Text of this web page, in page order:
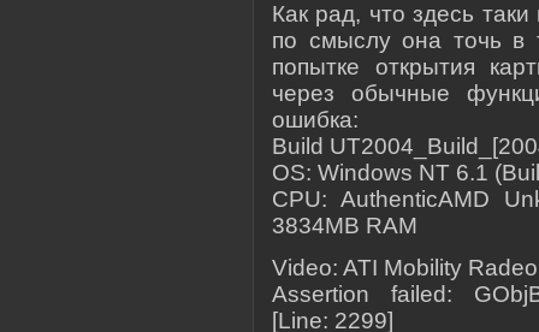
Как рад, что здесь
по смыслу она точь в
попытке открытия
через обычные
ошибка:
Build
OS: Windows NT 6.1
CPU: AuthenticAMD
3834MB RAM
Video: ATI Mobility
Assertion failed:
[Line: 2299]